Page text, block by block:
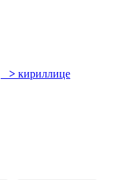
> кириллице